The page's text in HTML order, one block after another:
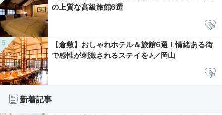
の上質な高級旅館6選
【倉敷】おしゃれホテル＆旅館6選！情緒ある街
で感性が刺激されるステイを♪／岡山
新着記事